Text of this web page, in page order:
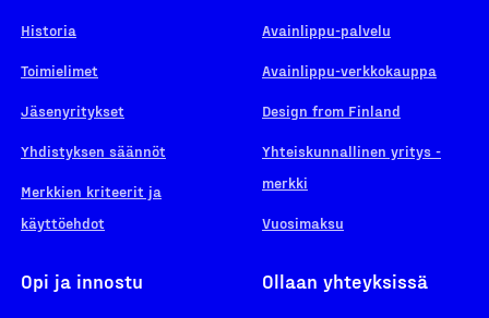
Historia
Toimielimet
Jäsenyritykset
Yhdistyksen säännöt
Merkkien kriteerit ja
käyttöehdot
Avainlippu-palvelu
Avainlippu-verkkokauppa
Design from Finland
Yhteiskunnallinen yritys -
merkki
Vuosimaksu
Opi ja innostu Ollaan yhteyksissä